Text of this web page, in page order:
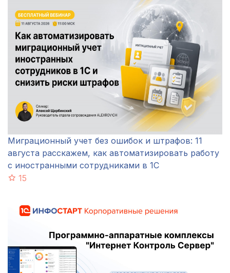
Миграционный учет без ошибок и штрафов: 11
августа расскажем, как автоматизировать работу
с иностранными сотрудниками в 1С
15